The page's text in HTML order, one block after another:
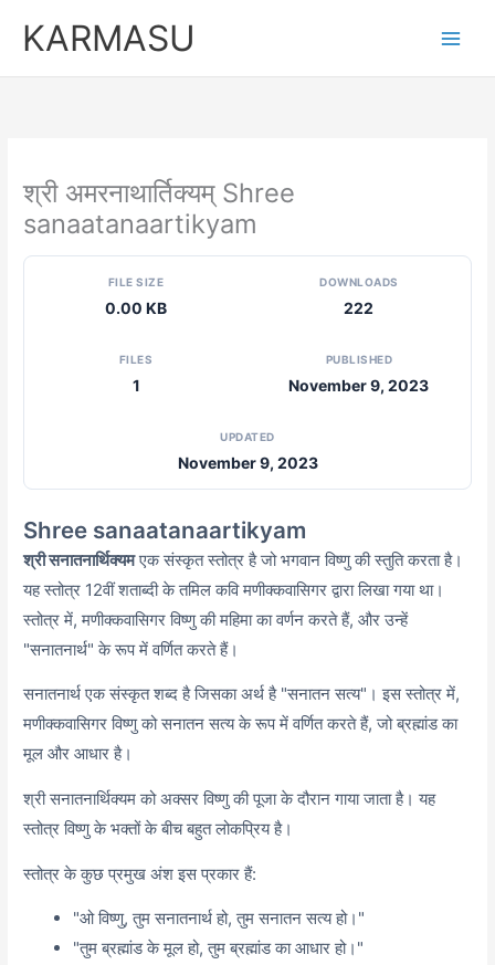
KARMASU
श्री अमरनाथार्तिक्यम् Shree
sanaatanaartikyam
FILE SIZE
0.00 KB
DOWNLOADS
222
FILES
1
PUBLISHED
November 9, 2023
UPDATED
November 9, 2023
Shree sanaatanaartikyam
श्री सनातनार्थिक्यमएक संस्कृत स्तोत्र है जो भगवान विष्णु की स्तुति करता है।
यह स्तोत्र 12वीं शताब्दी के तमिल कवि मणीक्कवासिगर द्वारा लिखा गया था।
स्तोत्र में, मणीक्कवासिगर विष्णु की महिमा का वर्णन करते हैं, और उन्हें
"सनातनार्थ" के रूप में वर्णित करते हैं।
सनातनार्थ एक संस्कृत शब्द है जिसका अर्थ है "सनातन सत्य"। इस स्तोत्र में,
मणीक्कवासिगर विष्णु को सनातन सत्य के रूप में वर्णित करते हैं, जो ब्रह्मांड का
मूल और आधार है।
श्री सनातनार्थिक्यम को अक्सर विष्णु की पूजा के दौरान गाया जाता है। यह
स्तोत्र विष्णु के भक्तों के बीच बहुत लोकप्रिय है।
स्तोत्र के कुछ प्रमुख अंश इस प्रकार हैं:
"ओ विष्णु, तुम सनातनार्थ हो, तुम सनातन सत्य हो।"
"तुम ब्रह्मांड के मूल हो, तुम ब्रह्मांड का आधार हो।"